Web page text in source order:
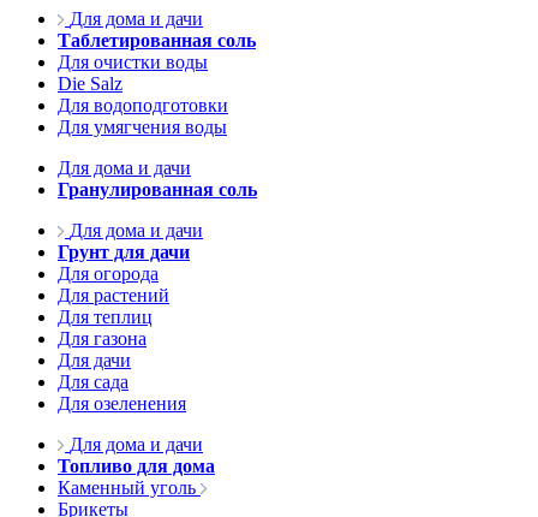
Для дома и дачи
Таблетированная соль
Для очистки воды
Die Salz
Для водоподготовки
Для умягчения воды
Для дома и дачи
Гранулированная соль
Для дома и дачи
Грунт для дачи
Для огорода
Для растений
Для теплиц
Для газона
Для дачи
Для сада
Для озеленения
Для дома и дачи
Топливо для дома
Каменный уголь
Брикеты